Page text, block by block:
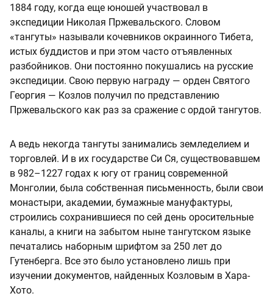
1884 году, когда еще юношей участвовал в
экспедиции Николая Пржевальского. Словом
«тангуты» называли кочевников окраинного Тибета,
истых буддистов и при этом часто отъявленных
разбойников. Они постоянно покушались на русские
экспедиции. Свою первую награду — орден Святого
Георгия — Козлов получил по представлению
Пржевальского как раз за сражение с ордой тангутов.
А ведь некогда тангуты занимались земледелием и
торговлей. И в их государстве Си Ся, существовавшем
в 982–1227 годах к югу от границ современной
Монголии, была собственная письменность, были свои
монастыри, академии, бумажные мануфактуры,
строились сохранившиеся по сей день оросительные
каналы, а книги на забытом ныне тангутском языке
печатались наборным шрифтом за 250 лет до
Гутенберга. Все это было установлено лишь при
изучении документов, найденных Козловым в Хара-
Хото.